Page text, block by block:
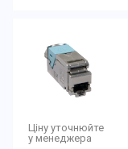
Ціну уточнюйте
у менеджера